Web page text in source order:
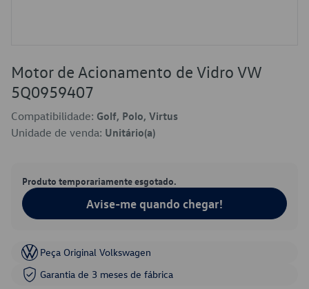
Motor de Acionamento de Vidro VW
5Q0959407
Compatibilidade: Golf, Polo, Virtus
Unidade de venda: Unitário(a)
Produto temporariamente esgotado.
Avise-me quando chegar!
Peça Original Volkswagen
Garantia de 3 meses de fábrica